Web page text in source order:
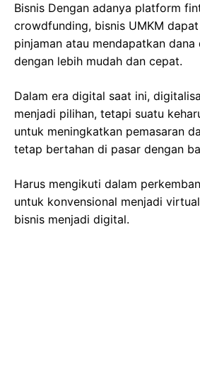
Bisnis Dengan adanya platform
crowdfunding, bisnis UMKM
pinjaman atau mendapatkan
dengan lebih mudah dan cepat.
Dalam era digital saat ini,
menjadi pilihan, tetapi suatu
untuk meningkatkan pemasaran
tetap bertahan di pasar dengan
Harus mengikuti dalam
untuk konvensional menjadi
bisnis menjadi digital.